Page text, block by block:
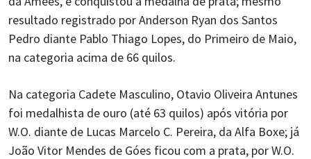
resultado registrado por Anderson Ryan dos Santos
Pedro diante Pablo Thiago Lopes, do Primeiro de Maio,
na categoria acima de 66 quilos.
Na categoria Cadete Masculino, Otavio Oliveira Antunes
foi medalhista de ouro (até 63 quilos) após vitória por
W.O. diante de Lucas Marcelo C. Pereira, da Alfa Boxe; já
João Vitor Mendes de Góes ficou com a prata, por W.O.